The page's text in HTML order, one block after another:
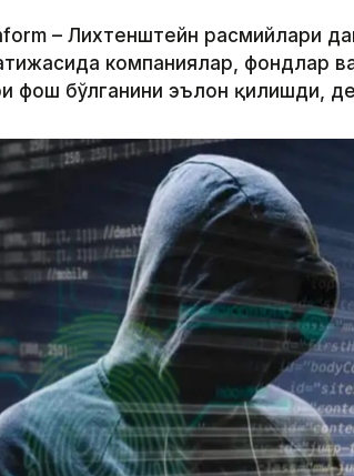
– Лихтенштейн расмийлари
компаниялар, фондлар
фош бўлганини эълон қилишди,